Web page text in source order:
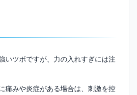
いツボですが、力の入れすぎには注
痛みや炎症がある場合は、刺激を控